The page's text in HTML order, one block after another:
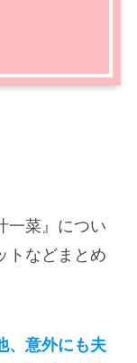
一菜』につい
トなどまとめ
、意外にも夫